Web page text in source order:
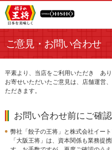
ご意見・お問い合わせ
平素より、当店をご利用いただき あり
お寄せいただいたご意見は、店舗運営
ただきます。
お問い合わせ前にご確
弊社「餃子の王将」と株式会社イー
「大阪王将」は、資本関係も業務提